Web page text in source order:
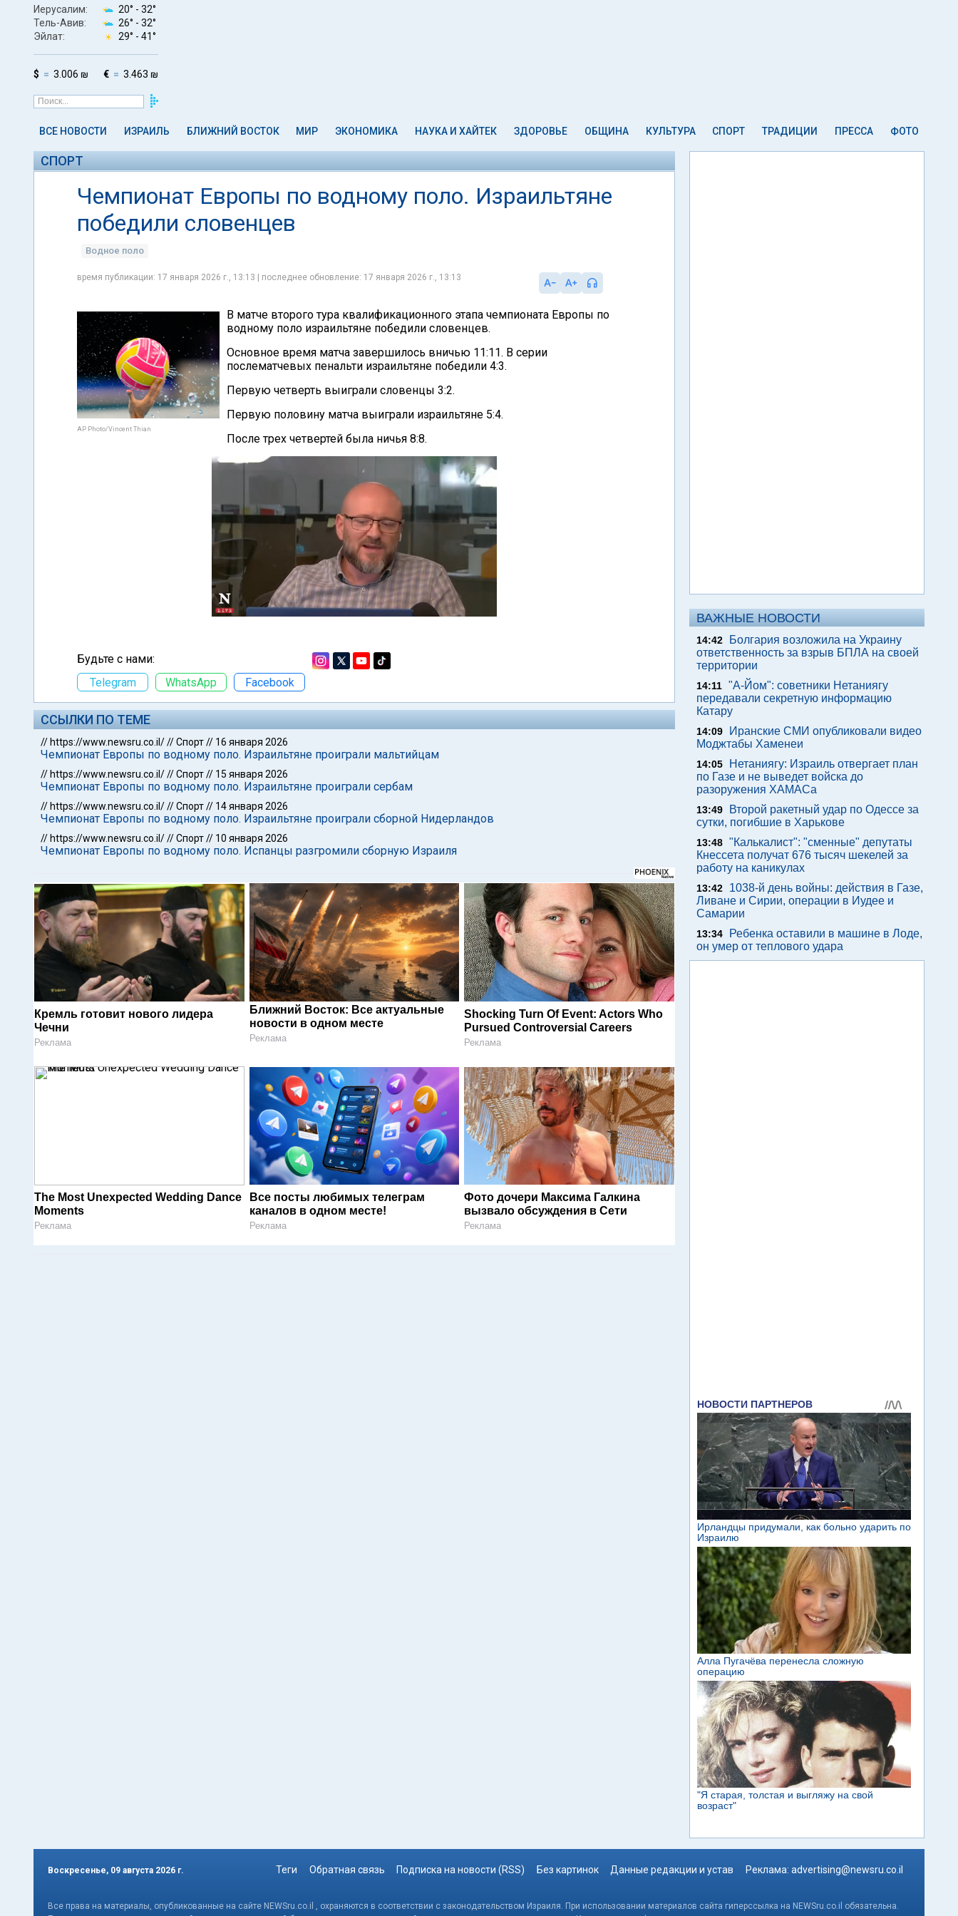
Иерусалим: 20° - 32°
Тель-Авив:
26° - 32°
Эйлат:
29° - 41°
$ 3.006 ₪ € 3.463 ₪
ВСЕ НОВОСТИ ИЗРАИЛЬ БЛИЖНИЙ ВОСТОК МИР ЭКОНОМИКА НАУКА И ХАЙТЕК ЗДОРОВЬЕ ОБЩИНА КУЛЬТУРА СПОРТ ТРАДИЦИИ ПРЕССА ФОТО
СПОРТ
Чемпионат Европы по водному поло. Израильтяне
победили словенцев
Водное поло
время публикации: 17 января 2026 г., 13:13 | последнее обновление: 17 января 2026 г., 13:13
AP Photo/Vincent Thian
В матче второго тура квалификационного этапа чемпионата Европы по
водному поло израильтяне победили словенцев.
Основное время матча завершилось вничью 11:11. В серии
послематчевых пенальти израильтяне победили 4:3.
Первую четверть выиграли словенцы 3:2.
Первую половину матча выиграли израильтяне 5:4.
После трех четвертей была ничья 8:8.
Будьте с нами:
Telegram
WhatsApp Facebook
ССЫЛКИ ПО ТЕМЕ
// https://www.newsru.co.il///Спорт// 16 января 2026
Чемпионат Европы по водному поло. Израильтяне проиграли мальтийцам
// https://www.newsru.co.il///Спорт// 15 января 2026
Чемпионат Европы по водному поло. Израильтяне проиграли сербам
// https://www.newsru.co.il///Спорт// 14 января 2026
Чемпионат Европы по водному поло. Израильтяне проиграли сборной Нидерландов
// https://www.newsru.co.il///Спорт// 10 января 2026
Чемпионат Европы по водному поло. Испанцы разгромили сборную Израиля
Кремль готовит нового лидера
Чечни
Реклама
Ближний Восток: Все актуальные
новости в одном месте
Реклама
Shocking Turn Of Event: Actors Who
Pursued Controversial Careers
Реклама
The Most Unexpected Wedding Dance
Moments
Реклама
Все посты любимых телеграм
каналов в одном месте!
Реклама
Фото дочери Максима Галкина
вызвало обсуждения в Сети
Реклама
ВАЖНЫЕ НОВОСТИ
14:42
Болгария возложила на Украину
ответственность за взрыв БПЛА на своей
территории
14:11 "А-Йом": советники Нетаниягу
передавали секретную информацию
Катару
14:09
Иранские СМИ опубликовали видео
Моджтабы Хаменеи
14:05
Нетаниягу: Израиль отвергает план
по Газе и не выведет войска до
разоружения ХАМАСа
13:49
Второй ракетный удар по Одессе за
сутки, погибшие в Харькове
13:48 "Калькалист": "сменные" депутаты
Кнессета получат 676 тысяч шекелей за
работу на каникулах
13:42
1038-й день войны: действия в Газе,
Ливане и Сирии, операции в Иудее и
Самарии
13:34
Ребенка оставили в машине в Лоде,
он умер от теплового удара
Воскресенье, 09 августа 2026 г. Теги Обратная связь Подписка на новости (RSS) Без картинок Данные редакции и устав Реклама: advertising@newsru.co.il
Все права на материалы, опубликованные на сайте NEWSru.co.il , охраняются в соответствии с законодательством Израиля. При использовании материалов сайта гиперссылка на NEWSru.co.il обязательна.